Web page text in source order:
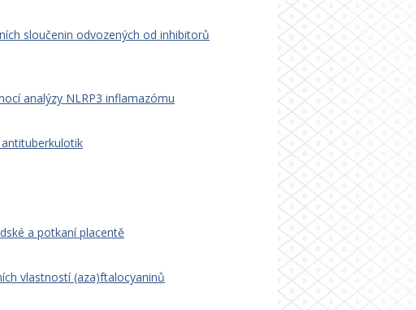
sloučenin odvozených od inhibitorů
analýzy NLRP3 inflamazómu
a potkaní placentě
vlastností (aza)ftalocyaninů